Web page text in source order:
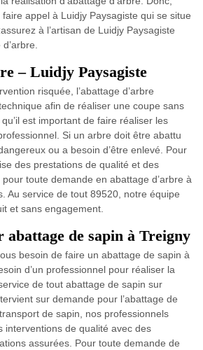
faire appel à Luidjy Paysagiste qui se situe
à l’artisan de Luidjy Paysagiste
– Luidjy Paysagiste
risquée, l’abattage d’arbre
afin de réaliser une coupe sans
est important de faire réaliser les
Si un arbre doit être abattu
ou a besoin d’être enlevé. Pour
des prestations de qualité et des
toute demande en abattage d’arbre à
Au service de tout 89520, notre équipe
et sans engagement.
abattage de sapin à Treigny
besoin de faire un abattage de sapin à
d’un professionnel pour réaliser la
de tout abattage de sapin sur
sur demande pour l’abattage de
de sapin, nos professionnels
interventions de qualité avec des
assurées. Pour toute demande de